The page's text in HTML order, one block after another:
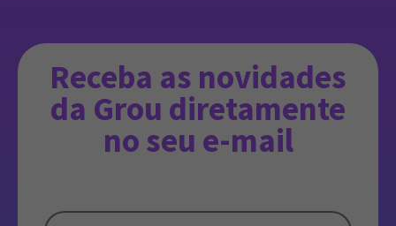
Receba as novidades
da Grou diretamente
no seu e-mail